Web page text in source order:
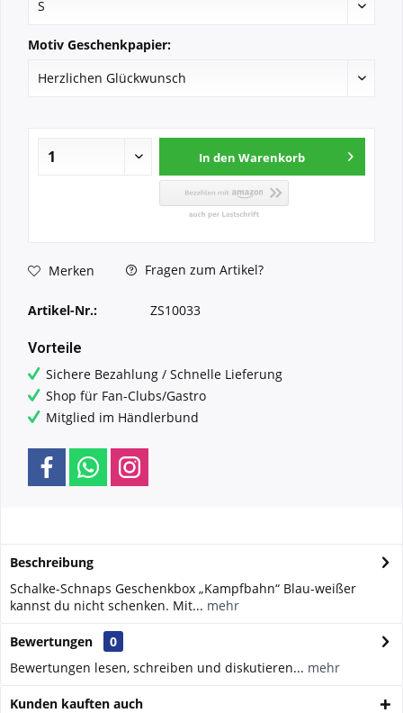
Motiv Geschenkpapier:
In den Warenkorb
Merken Fragen zum Artikel?
Artikel-Nr.: ZS10033
Vorteile
Sichere Bezahlung / Schnelle Lieferung
Shop für Fan-Clubs/Gastro
Mitglied im Händlerbund
Beschreibung
Schalke-Schnaps Geschenkbox „Kampfbahn“ Blau-weißer
kannst du nicht schenken. Mit... mehr
Bewertungen
0
Bewertungen lesen, schreiben und diskutieren... mehr
Kunden kauften auch